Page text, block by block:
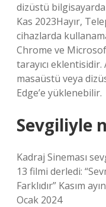
dizüstü
Kas 2023Hayır,
cihazlarda
Chrome ve
tarayıcı
masaüstü veya
Edge’e yüklenebilir.
Sevgiliyle
Kadraj Sineması
13 filmi derledi:
Farklıdır” Kasım
Ocak 2024